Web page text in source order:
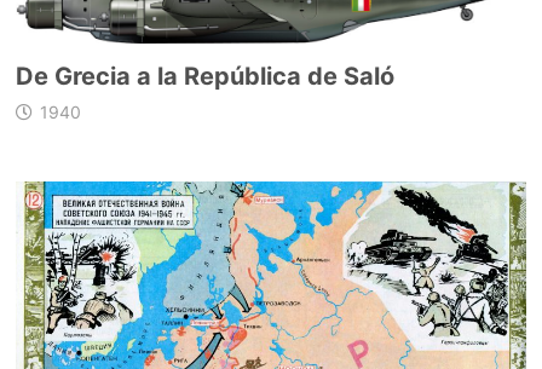
De Grecia a la República de Saló
1940